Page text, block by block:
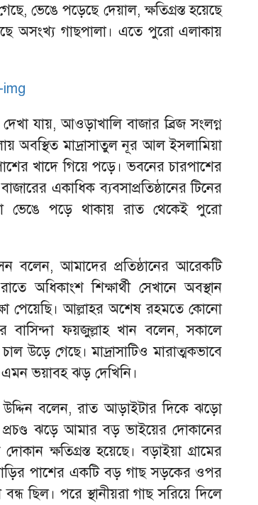
ভেঙে পড়েছে দেয়াল, ক্ষতিগ্রস্ত হয়েছে
অসংখ্য গাছপালা। এতে পুরো এলাকায়
যায়, আওড়াখালি বাজার ব্রিজ সংলগ্ন
অবস্থিত মাদ্রাসাতুল নূর আল ইসলামিয়া
খাদে গিয়ে পড়ে। ভবনের চারপাশের
একাধিক ব্যবসাপ্রতিষ্ঠানের টিনের
ভেঙে পড়ে থাকায় রাত থেকেই পুরো
বলেন, আমাদের প্রতিষ্ঠানের আরেকটি
অধিকাংশ শিক্ষার্থী সেখানে অবস্থান
পেয়েছি। আল্লাহর অশেষ রহমতে কোনো
বাসিন্দা ফয়জুল্লাহ খান বলেন, সকালে
উড়ে গেছে। মাদ্রাসাটিও মারাত্মকভাবে
এমন ভয়াবহ ঝড় দেখিনি।
উদ্দিন বলেন, রাত আড়াইটার দিকে ঝড়ো
ঝড়ে আমার বড় ভাইয়ের দোকানের
ক্ষতিগ্রস্ত হয়েছে। বড়াইয়া গ্রামের
পাশের একটি বড় গাছ সড়কের ওপর
ছিল। পরে স্থানীয়রা গাছ সরিয়ে দিলে